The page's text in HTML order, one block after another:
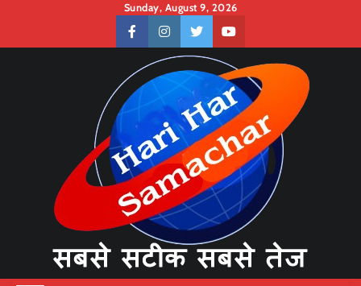
content
Sunday, August 9, 2026
facebookinstagramtwitteryoutube